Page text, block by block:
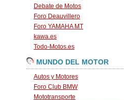
Debate de Motos
Foro Deauvillero
Foro YAMAHA MT
kawa.es
Todo-Motos.es
MUNDO DEL MOTOR
Autos y Motores
Foro Club BMW
Mototransporte